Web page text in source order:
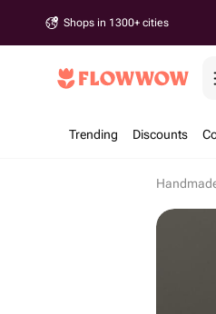
Shops in 1300+ cities
Trending Discounts